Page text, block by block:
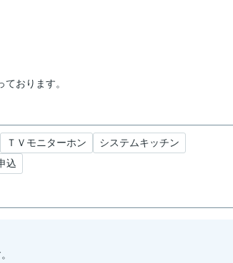
おります。
ＴＶモニターホン
システムキッチン
込